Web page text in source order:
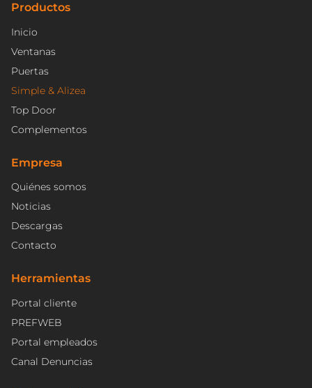
Productos
Inicio
Ventanas
Puertas
Simple & Alizea
Top Door
Complementos
Empresa
Quiénes somos
Noticias
Descargas
Contacto
Herramientas
Portal cliente
PREFWEB
Portal empleados
Canal Denuncias